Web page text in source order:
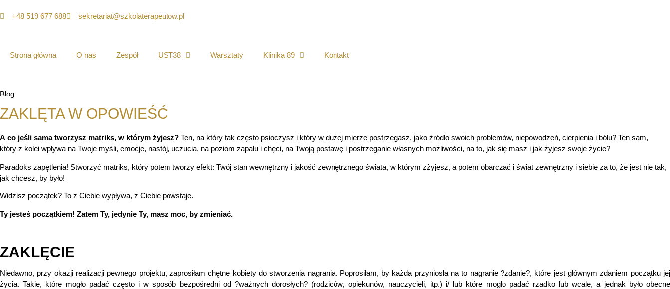
+48 519 677 688 sekretariat@szkolaterapeutow.pl
Strona główna O nas Zespół UST38 Warsztaty Klinika 89 Kontakt
Blog
ZAKLĘTA W OPOWIEŚĆ
A co jeśli sama tworzysz matriks, w którym żyjesz? Ten, na który tak często psioczysz i który w dużej mierze postrzegasz, jako źródło swoich problemów, niepowodzeń, cierpienia i bólu? Ten sam,
który z kolei wpływa na Twoje myśli, emocje, nastój, uczucia, na poziom zapału i chęci, na Twoją postawę i postrzeganie własnych możliwości, na to, jak się masz i jak żyjesz swoje życie?
Paradoks zapętlenia! Stworzyć matriks, który potem tworzy efekt: Twój stan wewnętrzny i jakość zewnętrznego świata, w którym zżyjesz, a potem obarczać i świat zewnętrzny i siebie za to, że jest nie tak,
jak chcesz, by było!
Widzisz początek? To z Ciebie wypływa, z Ciebie powstaje.
Ty jesteś początkiem! Zatem Ty, jedynie Ty, masz moc, by zmieniać.
ZAKLĘCIE
Niedawno, przy okazji realizacji pewnego projektu, zaprosiłam chętne kobiety do stworzenia nagrania. Poprosiłam, by każda przyniosła na to nagranie ?zdanie?, które jest głównym zdaniem początku jej
życia. Takie, które mogło padać często i w sposób bezpośredni od ?ważnych dorosłych? (rodziców, opiekunów, nauczycieli, itp.) i/ lub które mogło padać rzadko lub wcale, a jednak było obecne